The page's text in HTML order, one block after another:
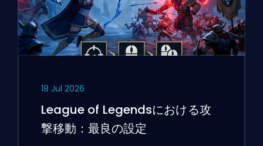
18 Jul 2026
League of Legendsにおける攻
撃移動：最良の設定